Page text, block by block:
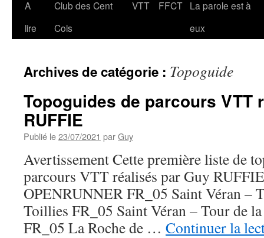
A
lire
Club des Cent
Cols
VTT FFCT La parole est à
eux
Archives de catégorie : Topoguide
Topoguides de parcours VTT
RUFFIE
Publié le23/07/2021 parGuy
Avertissement Cette première liste de
parcours VTT réalisés par Guy
OPENRUNNER FR_05 Saint Véran –
Toillies FR_05 Saint Véran – Tour de
FR_05 La Roche de … Continuer la